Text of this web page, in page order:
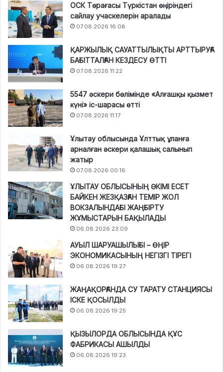
ОСК Төрағасы Түркістан өңіріндегі
сайлау учаскелерін аралады
07.08.2026 16:08
ҚАРЖЫЛЫҚ САУАТТЫЛЫҚТЫ АРТТЫРУҒА
БАҒЫТТАЛҒАН КЕЗДЕСУ ӨТТІ
07.08.2026 11:22
5547 әскери бөлімінде «Алғашқы қызмет
күні» іс-шарасы өтті
07.08.2026 11:17
Ұлытау облысында Ұлттық ұланға
арналған әскери қалашық салынып
жатыр
07.08.2026 00:16
ҰЛЫТАУ ОБЛЫСЫНЫҢ ӘКІМІ ЕСЕТ
БАЙКЕН ЖЕЗҚАЗҒАН ТЕМІР ЖОЛ
ВОКЗАЛЫНДАҒЫ ЖАҢҒЫРТУ
ЖҰМЫСТАРЫН БАҚЫЛАДЫ
06.08.2026 23:09
АУЫЛ ШАРУАШЫЛЫҒЫ – ӨҢІР
ЭКОНОМИКАСЫНЫҢ НЕГІЗГІ ТІРЕГІ
06.08.2026 19:27
ЖАҢАҚОРҒАНДА СУ ТАРАТУ СТАНЦИЯСЫ
ІСКЕ ҚОСЫЛДЫ
06.08.2026 19:25
ҚЫЗЫЛОРДА ОБЛЫСЫНДА ҚҰС
ФАБРИКАСЫ АШЫЛДЫ
06.08.2026 19:23